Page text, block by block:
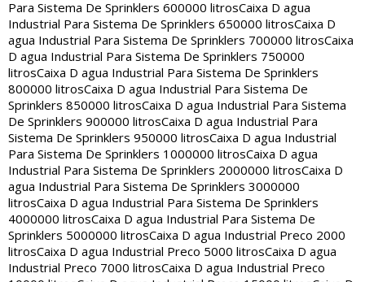
Para Sistema De Sprinklers 600000 litrosCaixa D agua
Industrial Para Sistema De Sprinklers 650000 litrosCaixa D
agua Industrial Para Sistema De Sprinklers 700000 litrosCaixa
D agua Industrial Para Sistema De Sprinklers 750000
litrosCaixa D agua Industrial Para Sistema De Sprinklers
800000 litrosCaixa D agua Industrial Para Sistema De
Sprinklers 850000 litrosCaixa D agua Industrial Para Sistema
De Sprinklers 900000 litrosCaixa D agua Industrial Para
Sistema De Sprinklers 950000 litrosCaixa D agua Industrial
Para Sistema De Sprinklers 1000000 litrosCaixa D agua
Industrial Para Sistema De Sprinklers 2000000 litrosCaixa D
agua Industrial Para Sistema De Sprinklers 3000000
litrosCaixa D agua Industrial Para Sistema De Sprinklers
4000000 litrosCaixa D agua Industrial Para Sistema De
Sprinklers 5000000 litrosCaixa D agua Industrial Preco 2000
litrosCaixa D agua Industrial Preco 5000 litrosCaixa D agua
Industrial Preco 7000 litrosCaixa D agua Industrial Preco